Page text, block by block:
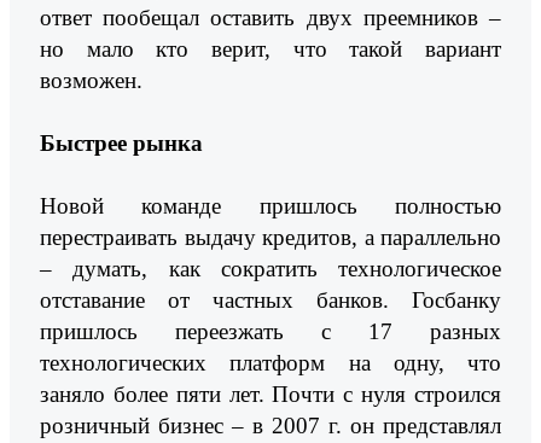
ответ пообещал оставить двух преемников –
но мало кто верит, что такой вариант
возможен.
Быстрее рынка
Новой команде пришлось полностью
перестраивать выдачу кредитов, а параллельно
– думать, как сократить технологическое
отставание от частных банков. Госбанку
пришлось переезжать с 17 разных
технологических платформ на одну, что
заняло более пяти лет. Почти с нуля строился
розничный бизнес – в 2007 г. он представлял